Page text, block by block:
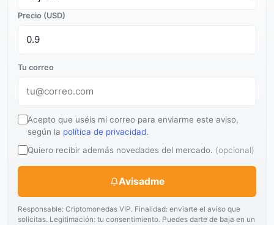
Precio (USD)
Tu correo
Acepto que uséis mi correo para enviarme este aviso,
según la política de privacidad.
Quiero recibir además novedades del mercado. (opcional)
Avisadme
Responsable: Criptomonedas VIP. Finalidad: enviarte el aviso que
solicitas. Legitimación: tu consentimiento. Puedes darte de baja en un